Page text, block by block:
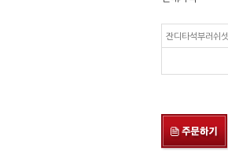
잔디타석부러쉬